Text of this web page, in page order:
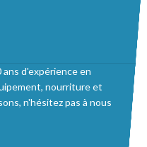
d'expérience en
nourriture et
n'hésitez pas à nous